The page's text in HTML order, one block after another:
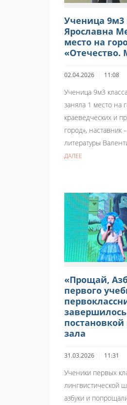
Ученица
Ярославна
место на
«Отечество.
02.04.2026 11:08
Ученица 9м3
заняла 1 место на
краеведческих и
город», наставник
литературы
ДАЛЕЕ
«Прощай,
первого
зала
31.03.2026 11:31
Ученики первых
лингвистической
азбуки и